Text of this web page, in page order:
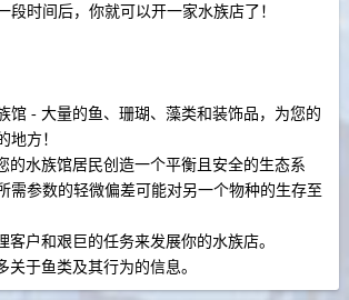
段时间后，你就可以开一家水族店了！
馆 - 大量的鱼、珊瑚、藻类和装饰品，为您的
地方！
的水族馆居民创造一个平衡且安全的生态系
需参数的轻微偏差可能对另一个物种的生存至
客户和艰巨的任务来发展你的水族店。
关于鱼类及其行为的信息。